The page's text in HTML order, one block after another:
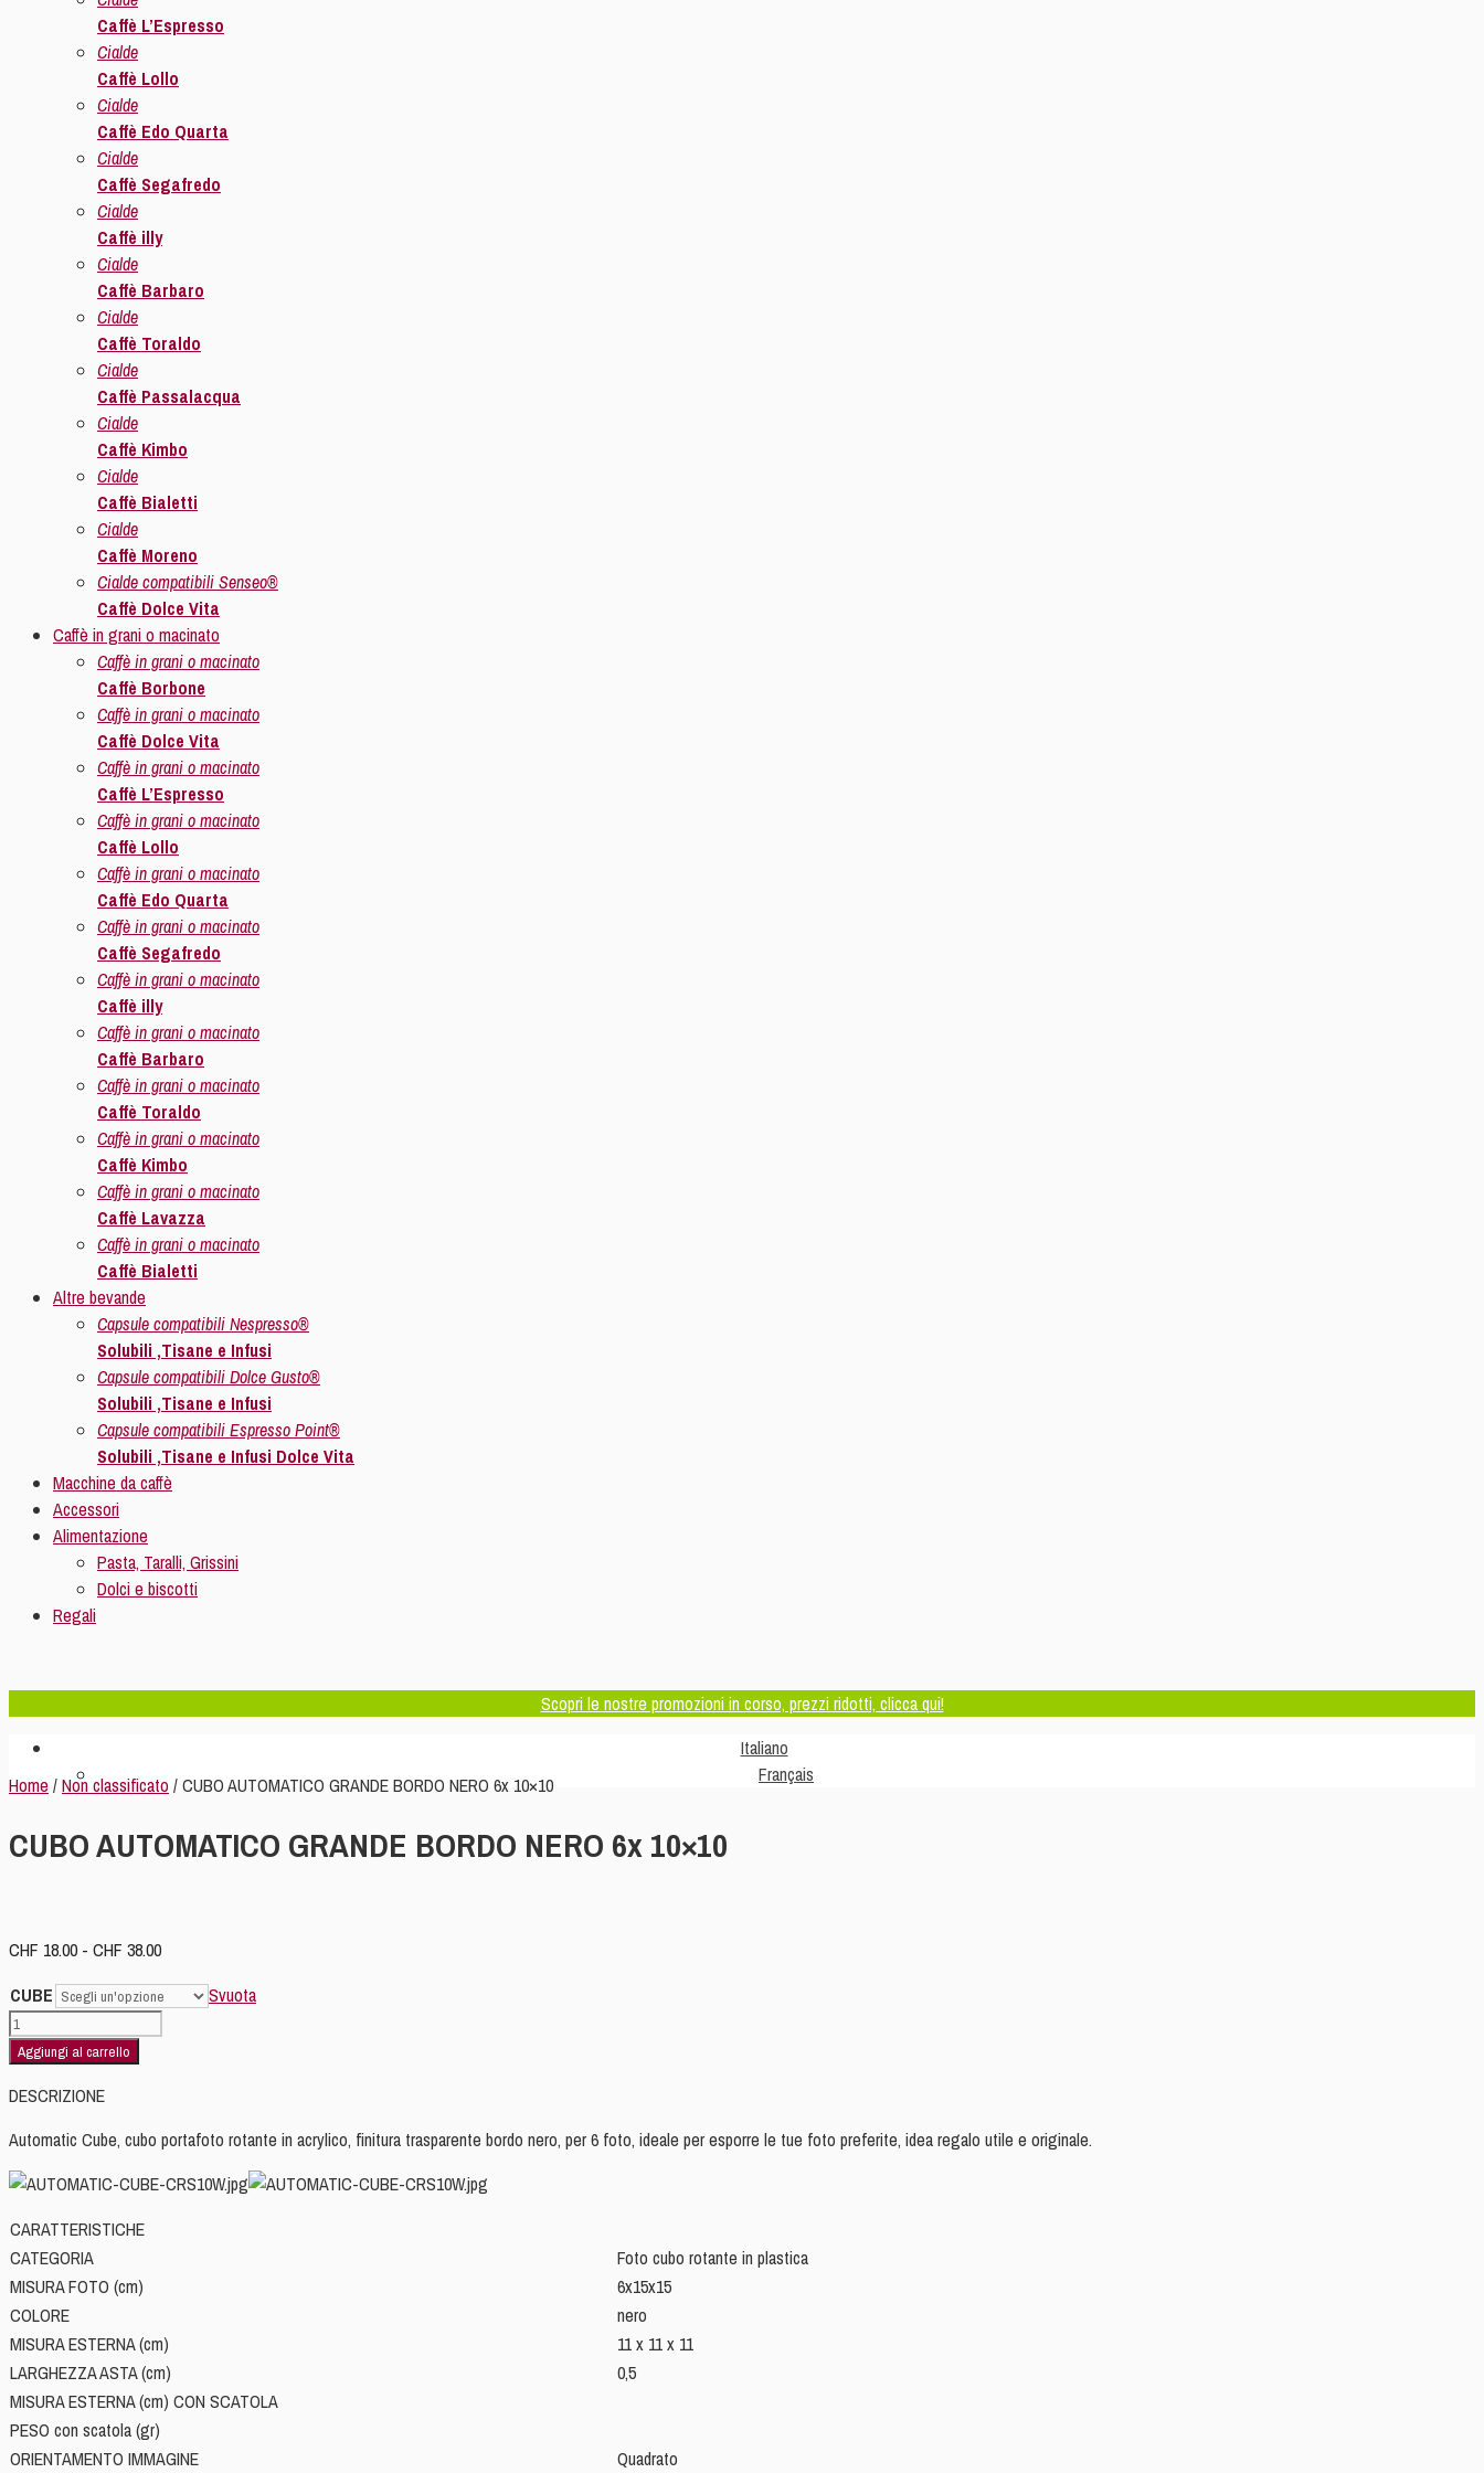
Caffè L’Espresso
Cialde
Caffè Lollo
Cialde
Caffè Edo Quarta
Cialde
Caffè Segafredo
Cialde
Caffè illy
Cialde
Caffè Barbaro
Cialde
Caffè Toraldo
Cialde
Caffè Passalacqua
Cialde
Caffè Kimbo
Cialde
Caffè Bialetti
Cialde
Caffè Moreno
Cialde compatibili Senseo®
Caffè Dolce Vita
Caffè in grani o macinato
Caffè in grani o macinato
Caffè Borbone
Caffè in grani o macinato
Caffè Dolce Vita
Caffè in grani o macinato
Caffè L’Espresso
Caffè in grani o macinato
Caffè Lollo
Caffè in grani o macinato
Caffè Edo Quarta
Caffè in grani o macinato
Caffè Segafredo
Caffè in grani o macinato
Caffè illy
Caffè in grani o macinato
Caffè Barbaro
Caffè in grani o macinato
Caffè Toraldo
Caffè in grani o macinato
Caffè Kimbo
Caffè in grani o macinato
Caffè Lavazza
Caffè in grani o macinato
Caffè Bialetti
Altre bevande
Capsule compatibili Nespresso®
Solubili ,Tisane e Infusi
Capsule compatibili Dolce Gusto®
Solubili ,Tisane e Infusi
Capsule compatibili Espresso Point®
Solubili ,Tisane e Infusi Dolce Vita
Macchine da caffè
Accessori
Alimentazione
Pasta, Taralli, Grissini
Dolci e biscotti
Regali
Scopri le nostre promozioni in corso, prezzi ridotti, clicca qui!
Italiano
Français
Home /Non classificato / CUBO AUTOMATICO GRANDE BORDO NERO 6x 10×10
CUBO AUTOMATICO GRANDE BORDO NERO 6x 10×10
CHF 18.00 - CHF 38.00Fascia
prezzo:
CUBE
Svuota
CUBO
AUTOMATICO
BORDO
6x
10x10
Aggiungi al carrello
DESCRIZIONE
Automatic Cube, cubo portafoto rotante in acrylico, finitura trasparente bordo nero, per 6 foto, ideale per esporre le tue foto preferite, idea regalo utile e originale.
CARATTERISTICHE
CATEGORIA
Foto cubo rotante in plastica
MISURA FOTO (cm)
6x15x15
COLORE
nero
MISURA ESTERNA (cm)
11 x 11 x 11
LARGHEZZA ASTA (cm)
0,5
MISURA ESTERNA (cm) CON SCATOLA
PESO con scatola (gr)
ORIENTAMENTO IMMAGINE
Quadrato